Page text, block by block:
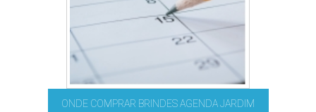
ONDE COMPRAR BRINDES AGENDA JARDIM